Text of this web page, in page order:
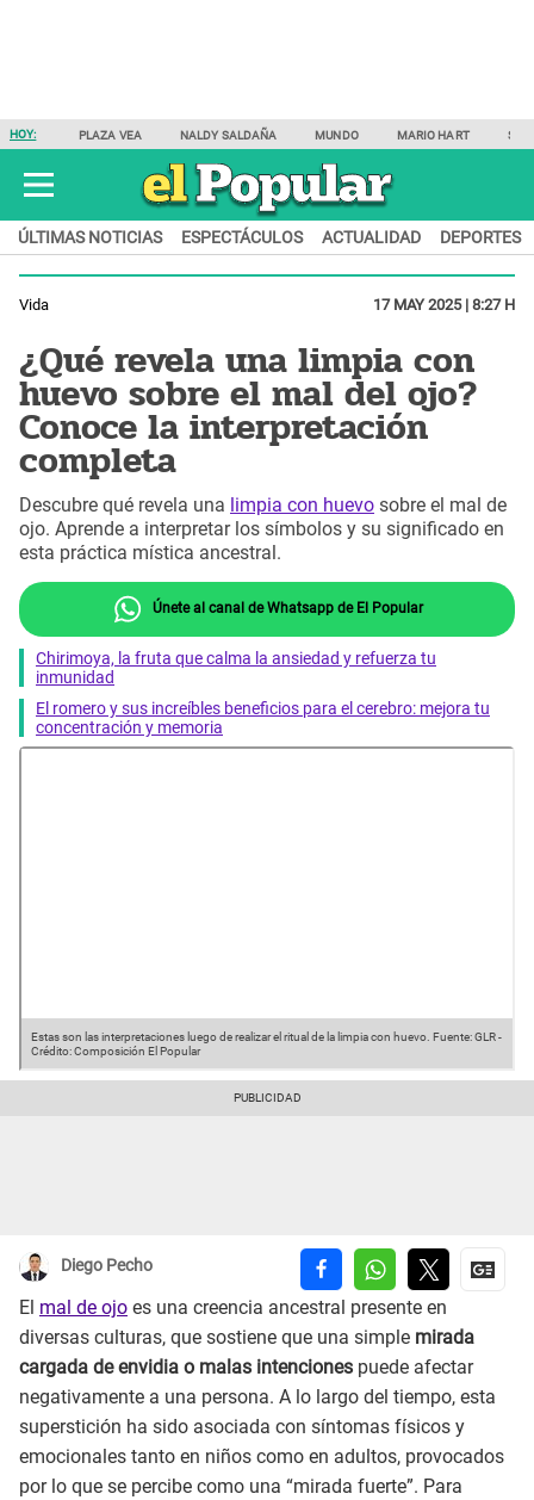
HOY: PLAZA VEA NALDY SALDAÑA MUNDO MARIO HART
ÚLTIMAS NOTICIAS ESPECTÁCULOS ACTUALIDAD DEPORTES
Vida 17 MAY 2025 | 8:27 H
¿Qué revela una limpia con
huevo sobre el mal del ojo?
Conoce la interpretación
completa
Descubre qué revela una limpia con huevo sobre el mal de
ojo. Aprende a interpretar los símbolos y su significado en
esta práctica mística ancestral.
Únete al canal de Whatsapp de El Popular
Chirimoya, la fruta que calma la ansiedad y refuerza tu
inmunidad
El romero y sus increíbles beneficios para el cerebro: mejora tu
concentración y memoria
Estas son las interpretaciones luego de realizar el ritual de la limpia con huevo. Fuente: GLR-
Crédito: Composición El Popular
Diego Pecho
El mal de ojo es una creencia ancestral presente en
diversas culturas, que sostiene que una simple mirada
cargada de envidia o malas intenciones puede afectar
negativamente a una persona. A lo largo del tiempo, esta
superstición ha sido asociada con síntomas físicos y
emocionales tanto en niños como en adultos, provocados
por lo que se percibe como una “mirada fuerte”. Para